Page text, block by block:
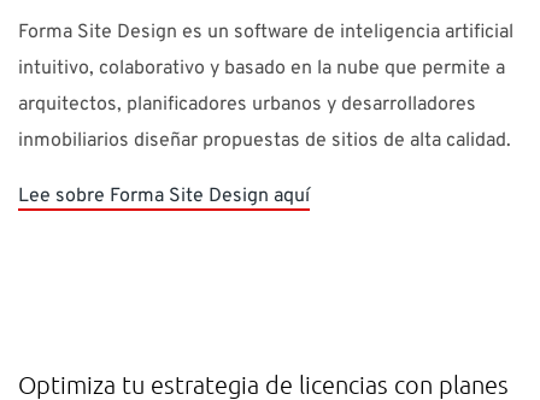
Forma Site Design es un software de inteligencia artificial
intuitivo, colaborativo y basado en la nube que permite a
arquitectos, planificadores urbanos y desarrolladores
inmobiliarios diseñar propuestas de sitios de alta calidad.
Lee sobre Forma Site Design aquí
Optimiza tu estrategia de licencias con planes